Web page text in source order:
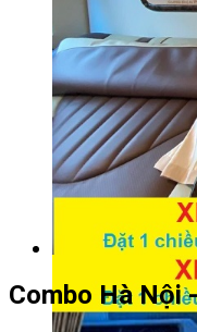
Combo Hà Nội